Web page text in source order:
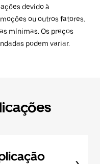
devido à
ou outros fatores.
mínimas. Os preços
podem variar.